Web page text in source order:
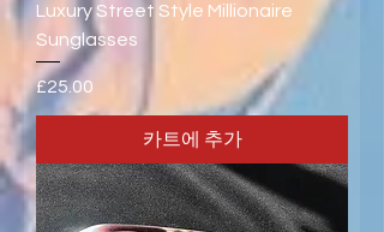
Luxury Street Style Millionaire
Sunglasses
가격
£25.00
카트에 추가